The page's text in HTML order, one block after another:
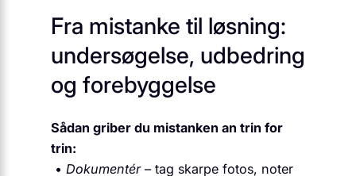
Fra mistanke til løsning:
undersøgelse, udbedring
og forebyggelse
Sådan griber du mistanken an trin for
trin:
• Dokumentér– tag skarpe fotos, noter